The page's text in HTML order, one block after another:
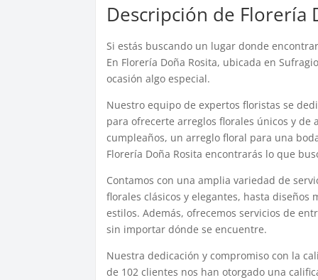
Descripción de Florería
Si estás buscando un lugar donde
En Florería Doña Rosita, ubicada en
ocasión algo especial.
Nuestro equipo de expertos floristas se
para ofrecerte arreglos florales únicos y de
cumpleaños, un arreglo floral para una
Florería Doña Rosita encontrarás lo que
Contamos con una amplia variedad de
florales clásicos y elegantes, hasta diseños
estilos. Además, ofrecemos servicios de
sin importar dónde se encuentre.
Nuestra dedicación y compromiso con la
de 102 clientes nos han otorgado una